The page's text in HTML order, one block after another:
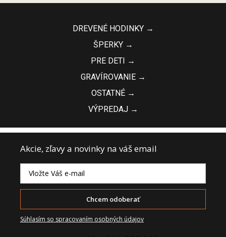
DREVENÉ HODINKY →
ŠPERKY →
PRE DETI →
GRAVÍROVANIE →
OSTATNÉ →
VÝPREDAJ →
Akcie, zľavy a novinky na váš email
Chcem odoberať
Súhlasím so spracovaním osobných údajov